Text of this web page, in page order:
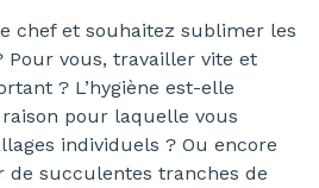
chef et souhaitez sublimer les
Pour vous, travailler vite et
? L’hygiène est-elle
pour laquelle vous
individuels ? Ou encore
de succulentes tranches de